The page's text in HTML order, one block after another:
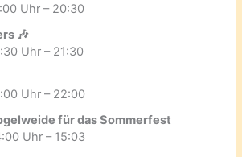
Uhr – 20:30
🎶
Uhr – 21:30
Uhr – 22:00
für das Sommerfest
Uhr – 15:03